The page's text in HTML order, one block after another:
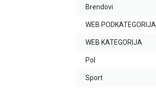
Brendovi
WEB PODKATEGORIJA
WEB KATEGORIJA
Pol
Sport